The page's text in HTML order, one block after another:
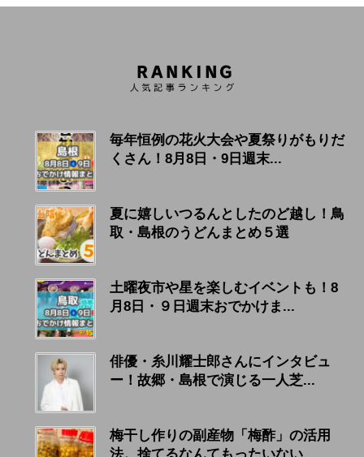
毎年恒例の花火大会や夏祭りがもりだ
くさん！8月8日・9日週末...
夏に嬉しいつるんとしたのど越し！鳥
取・島根のうどんまとめ５選
土曜夜市や星を楽しむイベントも！8
月8日・９日週末おでかけま...
俳優・糸川耀士郎さんにインタビュ
ー！故郷・島根で演じる一人芝...
梅干し作りの副産物「梅酢」の活用